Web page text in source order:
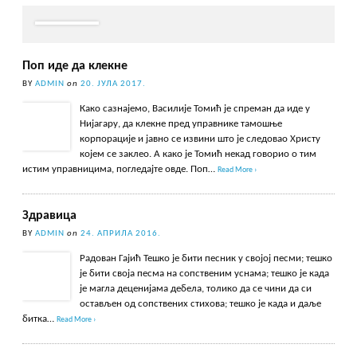
Поп иде да клекне
BYADMIN on 20. ЈУЛА 2017.
Како сазнајемо, Василије Томић је спреман да иде у
Нијагару, да клекне пред управнике тамошње
корпорације и јавно се извини што је следовао Христу
којем се заклео. А како је Томић некад говорио о тим
истим управницима, погледајте овде. Поп…Read More ›
Здравица
BYADMIN on 24. АПРИЛА 2016.
Радован Гајић Тешко је бити песник у својој песми; тешко
је бити своја песма на сопственим уснама; тешко је када
је магла деценијама дебела, толико да се чини да си
остављен од сопствених стихова; тешко је када и даље
битка…Read More ›